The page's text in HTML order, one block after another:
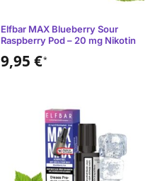
Elfbar MAX Blueberry Sour
Raspberry Pod – 20 mg Nikotin
9,95 €*